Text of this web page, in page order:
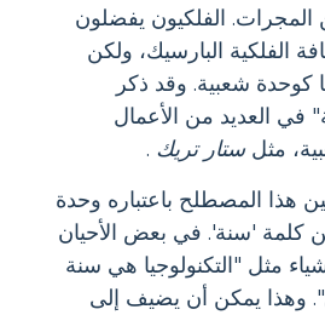
المجرات. الفلكيون يفضلون
الفلكية البارسيك، ولكن
كوحدة شعبية. وقد ذكر
العديد من الأعمال
مثل ستار تريك .
هذا المصطلح باعتباره وحدة
كلمة 'سنة'. في بعض الأحيان
مثل "التكنولوجيا هي سنة
وهذا يمكن أن يضيف إلى